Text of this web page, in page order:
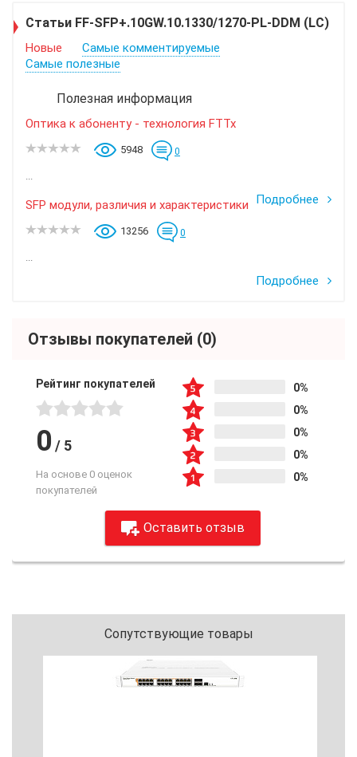
Статьи FF-SFP+.10GW.10.1330/1270-PL-DDM (LC)
Новые
Самые комментируемые
Самые полезные
Полезная информация
Оптика к абоненту - технология FTTx
5948 0
...
Подробнее
SFP модули, различия и характеристики
13256 0
...
Подробнее
Отзывы покупателей (0)
Рейтинг покупателей
0 / 5
На основе 0 оценок
покупателей
0%
0%
0%
0%
0%
Оставить отзыв
Сопутствующие товары